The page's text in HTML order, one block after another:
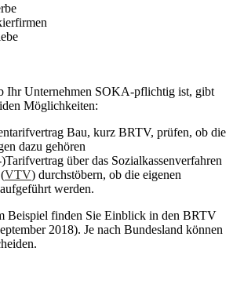
Ihr Unternehmen SOKA-pflichtig ist, gibt
Möglichkeiten:
Bau, kurz BRTV, prüfen, ob die
dazu gehören
über das Sozialkassenverfahren
VTV) durchstöbern, ob die eigenen
werden.
Beispiel finden Sie Einblick in den BRTV
2018). Je nach Bundesland können